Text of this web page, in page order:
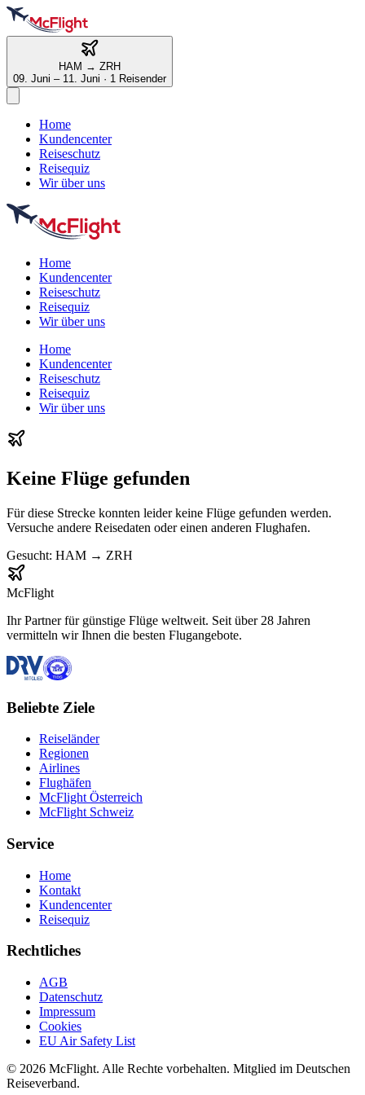
HAM → ZRH
09. Juni – 11. Juni · 1 Reisender
Home
Kundencenter
Reiseschutz
Reisequiz
Wir über uns
Home
Kundencenter
Reiseschutz
Reisequiz
Wir über uns
Home
Kundencenter
Reiseschutz
Reisequiz
Wir über uns
Keine Flüge gefunden
Für diese Strecke konnten leider keine Flüge gefunden werden.
Versuche andere Reisedaten oder einen anderen Flughafen.
Gesucht: HAM → ZRH
McFlight
Ihr Partner für günstige Flüge weltweit. Seit über 28 Jahren
vermitteln wir Ihnen die besten Flugangebote.
Beliebte Ziele
Reiseländer
Regionen
Airlines
Flughäfen
McFlight Österreich
McFlight Schweiz
Service
Home
Kontakt
Kundencenter
Reisequiz
Rechtliches
AGB
Datenschutz
Impressum
Cookies
EU Air Safety List
© 2026 McFlight. Alle Rechte vorbehalten. Mitglied im Deutschen
Reiseverband.